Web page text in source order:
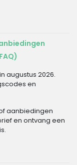
augustus 2026.
en
aanbiedingen
en ontvang een